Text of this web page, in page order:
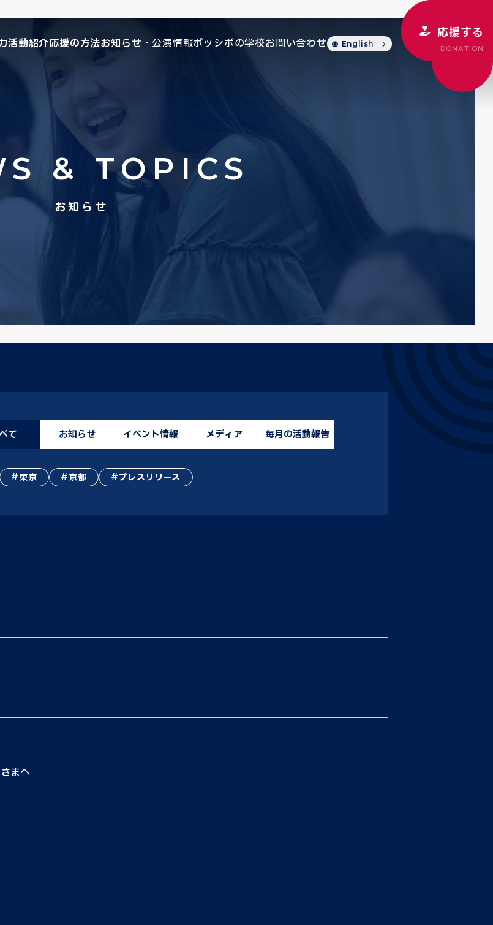
活動紹介応援の方法お知らせ・公演情報ポッシボの学校お問い合わせ English
応援する
DONATION
& TOPICS
お知らせ
て お知らせ イベント情報 メディア 毎月の活動報告
東京 京都 プレスリリース
まへ